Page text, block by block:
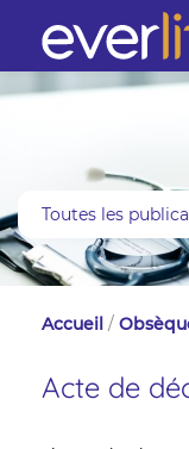
Toutes les
Accueil /
Acte de